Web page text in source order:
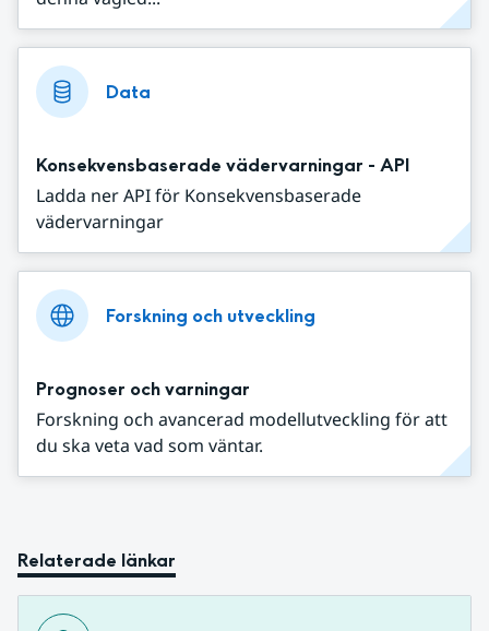
Data
Konsekvensbaserade vädervarningar - API
Ladda ner API för Konsekvensbaserade
vädervarningar
Forskning och utveckling
Prognoser och varningar
Forskning och avancerad modellutveckling för att
du ska veta vad som väntar.
Relaterade länkar